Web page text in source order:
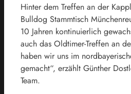
Hinter dem Treffen an der
Bulldog Stammtisch
10 Jahren kontinuierlich
auch das Oldtimer-Treffen an
haben wir uns im
gemacht“, erzählt Günther
Team.